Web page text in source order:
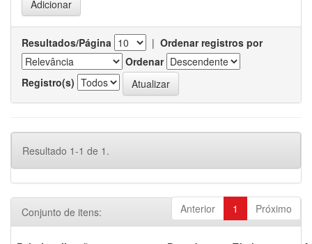
Resultados/Página | Ordenar registros por
Ordenar
Registro(s)
Resultado 1-1 de 1.
Anterior 1 Próximo
Conjunto de itens: